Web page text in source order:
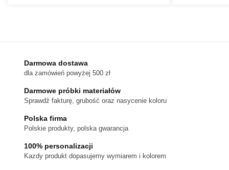
można
wybrać
na
produktu
Darmowa dostawa
dla zamówień powyżej 500 zł
Darmowe próbki materiałów
Sprawdź fakturę, grubość oraz nasycenie koloru
Polska firma
Polskie produkty, polska gwarancja
100% personalizacji
Kazdy produkt dopasujemy wymiarem i kolorem